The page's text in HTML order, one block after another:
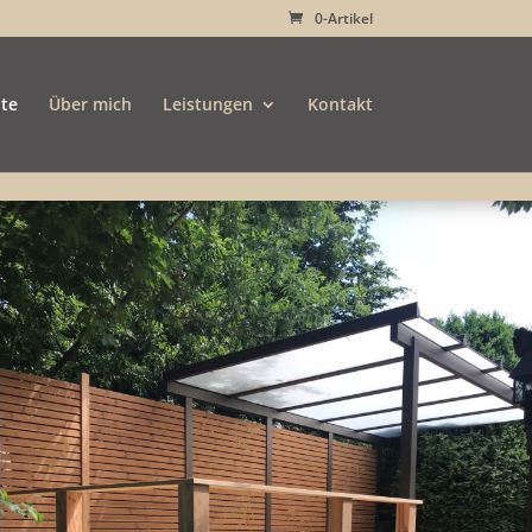
0-Artikel
Über mich Leistungen Kontakt